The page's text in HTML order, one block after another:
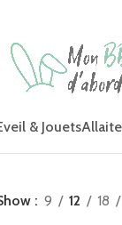
& Jouets
9 12 18